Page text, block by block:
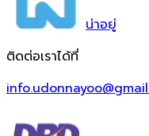
น่าอยู่
ติดต่อเราได้ที่